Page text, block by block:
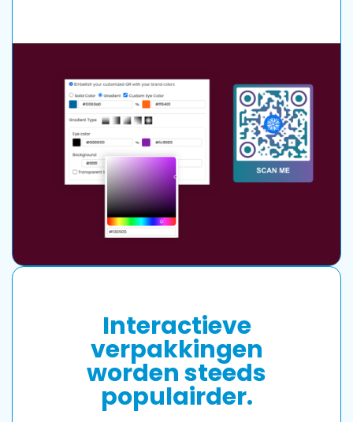
Interactieve
verpakkingen
worden steeds
populairder.